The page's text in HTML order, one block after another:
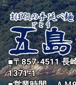
■〒857-4511 長
1371-1